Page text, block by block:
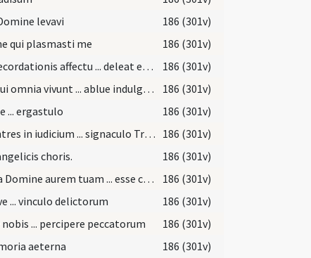
levavi
186 (301v)
qui plasmasti me
186 (301v)
Piae recordationis affectu ... deleat et abstergat.
186 (301v)
Deus cui omnia vivunt ... ablue indulgendo.
186 (301v)
... ergastulo
186 (301v)
Non intres in iudicium ... signaculo Trinitatis. 186 (301v)
choris.
186 (301v)
Inclina Domine aurem tuam ... esse consortem.
186 (301v)
... vinculo delictorum
186 (301v)
nobis ... percipere peccatorum
186 (301v)
aeterna
186 (301v)